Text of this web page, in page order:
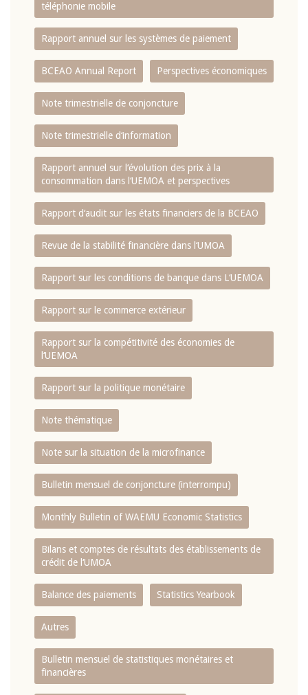
téléphonie mobile
Rapport annuel sur les systèmes de paiement
BCEAO Annual Report Perspectives économiques
Note trimestrielle de conjoncture
Note trimestrielle d‘information
Rapport annuel sur l‘évolution des prix à la
consommation dans l‘UEMOA et perspectives
Rapport d‘audit sur les états financiers de la BCEAO
Revue de la stabilité financière dans l‘UMOA
Rapport sur les conditions de banque dans L‘UEMOA
Rapport sur le commerce extérieur
Rapport sur la compétitivité des économies de
l‘UEMOA
Rapport sur la politique monétaire
Note thématique
Note sur la situation de la microfinance
Bulletin mensuel de conjoncture (interrompu)
Monthly Bulletin of WAEMU Economic Statistics
Bilans et comptes de résultats des établissements de
crédit de l‘UMOA
Balance des paiements Statistics Yearbook
Autres
Bulletin mensuel de statistiques monétaires et
financières